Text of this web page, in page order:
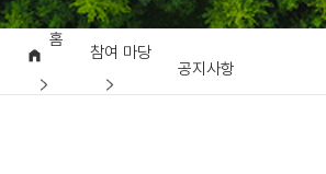
홈
참여 마당
공지사항